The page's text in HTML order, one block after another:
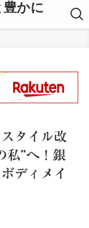
豊かに
タイル改
私”へ！銀
ディメイ